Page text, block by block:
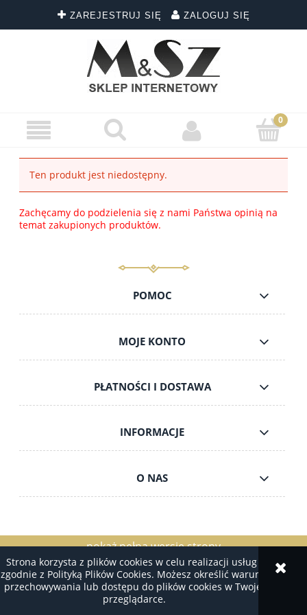
Strona korzysta z plików cookies w celu realizacji usług i
zgodnie z Polityką Plików Cookies. Możesz określić warunki
przechowywania lub dostępu do plików cookies w Twojej
przeglądarce.
ZAREJESTRUJ SIĘ ZALOGUJ SIĘ
Ten produkt jest niedostępny.
Zachęcamy do podzielenia się z nami Państwa opinią na
temat zakupionych produktów.
POMOC
MOJE KONTO
PŁATNOŚCI I DOSTAWA
INFORMACJE
O NAS
pokaż pełną wersję strony
Sklep internetowy Shoper.pl